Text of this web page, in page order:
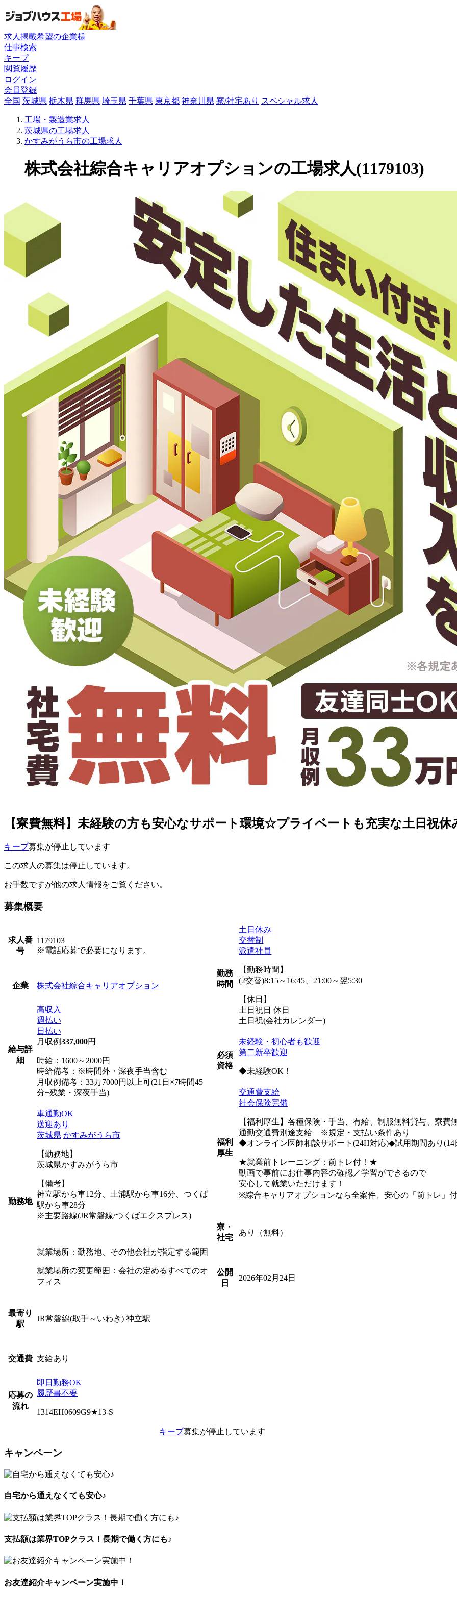
求人掲載希望の企業様
仕事検索
キープ
閲覧履歴
ログイン
会員登録
全国 茨城県 栃木県 群馬県 埼玉県 千葉県 東京都 神奈川県 寮/社宅あり スペシャル求人
工場・製造業求人
茨城県の工場求人
かすみがうら市の工場求人
株式会社綜合キャリアオプションの工場求人(1179103)
【寮費無料】未経験の方も安心なサポート環境☆プライベートも充実な土日祝休
キープ募集が停止しています
この求人の募集は停止しています。
お手数ですが他の求人情報をご覧ください。
募集概要
求人番
号
1179103
※電話応募で必要になります。
企業 株式会社綜合キャリアオプション
給与詳
細
高収入
週払い
日払い
月収例337,000円
時給：1600～2000円
時給備考：※時間外・深夜手当含む
月収例備考：33万7000円以上可(21日×7時間45
分+残業・深夜手当)
勤務地
車通勤OK
送迎あり
茨城県 かすみがうら市
【勤務地】
茨城県かすみがうら市
【備考】
神立駅から車12分、土浦駅から車16分、つくば
駅から車28分
※主要路線(JR常磐線/つくばエクスプレス)
就業場所：勤務地、その他会社が指定する範囲
就業場所の変更範囲：会社の定めるすべてのオ
フィス
最寄り
駅
JR常磐線(取手～いわき) 神立駅
交通費 支給あり
応募の
流れ
即日勤務OK
履歴書不要
1314EH0609G9★13-S
勤務
時間
土日休み
交替制
派遣社員
【勤務時間】
(2交替)8:15～16:45、21:00～翌5:30
【休日】
土日祝日 休日
土日祝(会社カレンダー)
必須
資格
未経験・初心者も歓迎
第二新卒歓迎
◆未経験OK！
福利
厚生
交通費支給
社会保険完備
【福利厚生】各種保険・手当、有給、制服無料貸与、寮
通勤交通費別途支給 ※規定・支払い条件あり
◆オンライン医師相談サポート(24H対応)◆試用期間あり(14
★就業前トレーニング：前トレ付！★
動画で事前にお仕事内容の確認／学習ができるので
安心して就業いただけます！
※綜合キャリアオプションなら全案件、安心の「前トレ」
寮・
社宅
あり（無料）
公開
日
2026年02月24日
キープ募集が停止しています
キャンペーン
自宅から通えなくても安心♪
支払額は業界TOPクラス！長期で働く方にも♪
お友達紹介キャンペーン実施中！